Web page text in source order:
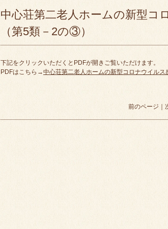
中心荘第二老人ホームの新型コ
（第5類－2の③）
下記をクリックいただくとPDFが開きご覧いただけます。
PDFはこちら→中心荘第二老人ホームの新型コロナウイル
前のページ